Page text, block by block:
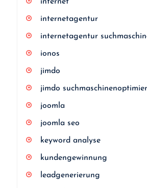
internetagentur
internetagentur
ionos
jimdo
jimdo
joomla
joomla seo
keyword analyse
kundengewinnung
leadgenerierung